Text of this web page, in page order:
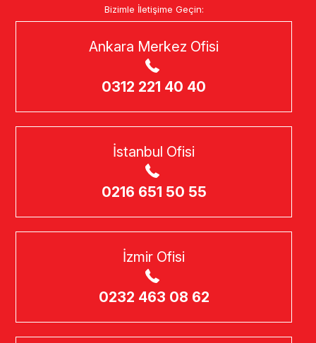
Bizimle İletişime Geçin:
Ankara Merkez Ofisi
0312 221 40 40
İstanbul Ofisi
0216 651 50 55
İzmir Ofisi
0232 463 08 62